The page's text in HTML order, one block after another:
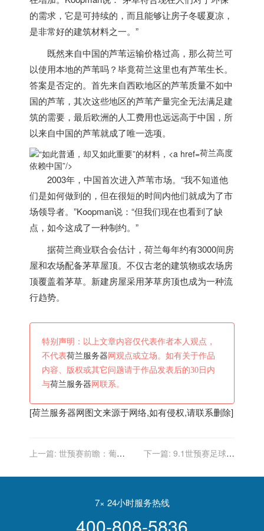
的需求，它是可持续的，而且能够让房子冬暖夏凉，
是非常好的建筑材料之一。”
既然来自中国的芦苇运输价格过高，那么荷兰可
以使用本地的芦苇吗？毕竟荷兰这里也有芦苇生长。
答案是否定的。首先来自西欧地区的芦苇质量不如中
国的芦苇，其次这些地区的芦苇产量完全无法满足建
筑的需要，最后欧洲的人工费用也远远高于中国，所
以来自中国的芦苇就成了唯一选项。
荷兰高度
依赖中国”/>
2003年，中国首次进入芦苇市场。“我不知道他
们是如何做到的，但在很短的时间内他们就成为了市
场领导者。”Koopman说：“但我们现在也看到了缺
点，如今这成了一种制约。”
据荷兰商业联合会估计， 荷兰每年约有3000间房
屋和农场配备茅草屋顶。不仅古老的建筑物或农场房
顶覆盖着茅草。新建房屋采用茅草房顶也成为一种流
行趋势。
特别声明：以上文章内容仅代表作者本人观点，
不代表荷兰服务器 网观点或立场。如有关于作品
内容、版权或其它问题请于作品发表后的30日内
与荷兰服务器 网联系。
[荷兰服务器网图文来源于网络,如有侵权,请联系删除]
上一篇: 世预赛前瞻：葡萄
兰、挪威vs荷兰
下一篇: 9.1世预赛足球推
vs苏格兰，挪威vs荷兰
7× 24小时服务热线